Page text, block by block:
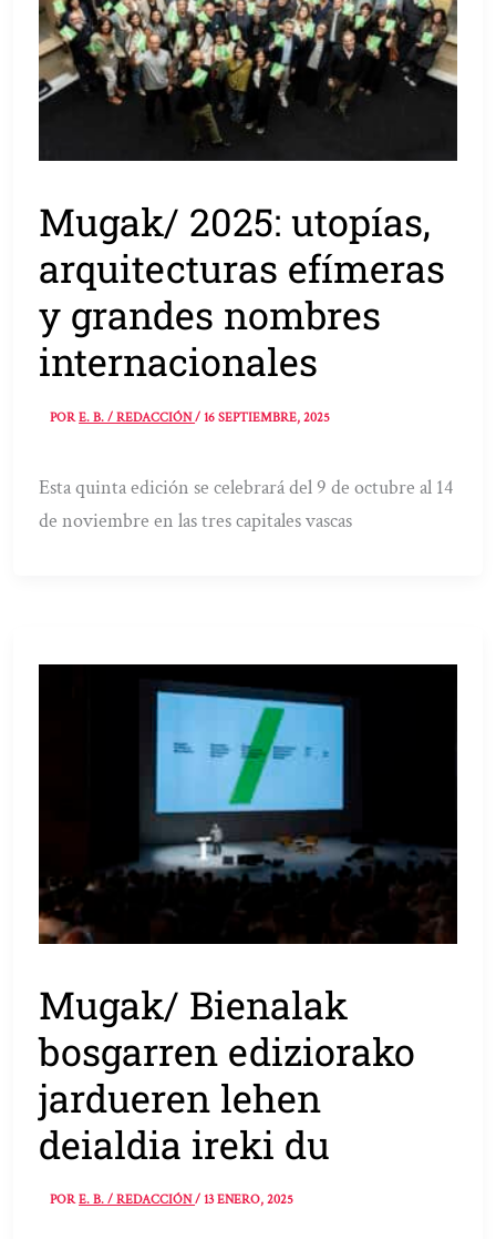
Mugak/ 2025: utopías,
arquitecturas efímeras
y grandes nombres
internacionales
PORE. B. / REDACCIÓN/16 SEPTIEMBRE, 2025
Esta quinta edición se celebrará del 9 de octubre al 14
de noviembre en las tres capitales vascas
Mugak/ Bienalak
bosgarren ediziorako
jardueren lehen
deialdia ireki du
PORE. B. / REDACCIÓN/13 ENERO, 2025